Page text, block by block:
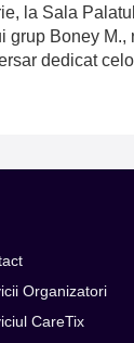
la Sala
grup Boney M.,
dedicat
Organizatori
CareTix